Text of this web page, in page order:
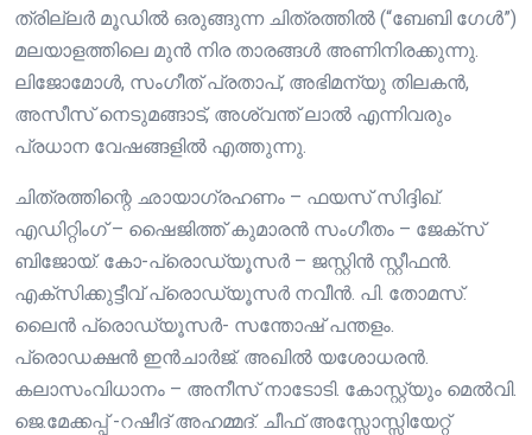
ത്രില്ലർ മൂഡിൽ ഒരുങ്ങുന്ന ചിത്രത്തിൽ (“ബേബി ഗേൾ”)
മലയാളത്തിലെ മുൻ നിര താരങ്ങൾ അണിനിരക്കുന്നു.
ലിജോമോൾ, സംഗീത് പ്രതാപ്, അഭിമന്യു തിലകൻ,
അസീസ് നെടുമങ്ങാട്, അശ്വന്ത് ലാൽ എന്നിവരും
പ്രധാന വേഷങ്ങളിൽ എത്തുന്നു.
ചിത്രത്തിന്റെ ഛായാഗ്രഹണം – ഫയസ് സിദ്ദിഖ്.
എഡിറ്റിംഗ് – ഷൈജിത്ത് കുമാരൻ സംഗീതം – ജേക്സ്
ബിജോയ്. കോ-പ്രൊഡ്യൂസർ – ജസ്റ്റിൻ സ്റ്റീഫൻ.
എക്സിക്കുട്ടീവ് പ്രൊഡ്യൂസർ നവീൻ. പി. തോമസ്.
ലൈൻ പ്രൊഡ്യൂസർ- സന്തോഷ് പന്തളം.
പ്രൊഡക്ഷൻ ഇൻചാർജ്. അഖിൽ യശോധരൻ.
കലാസംവിധാനം – അനീസ് നാടോടി. കോസ്റ്റ്യും മെൽവി.
ജെ.മേക്കപ്പ് -റഷീദ് അഹമ്മദ്. ചീഫ് അസ്സോസ്സിയേറ്റ്